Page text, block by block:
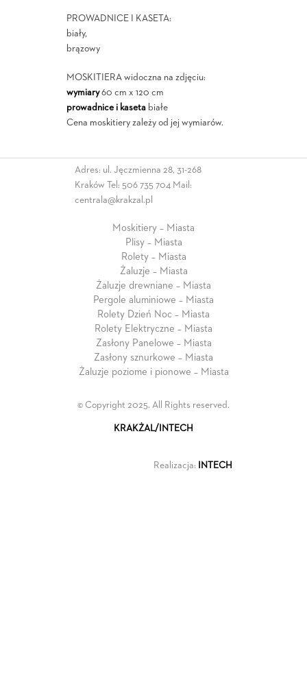
PROWADNICE I KASETA:
biały,
brązowy
MOSKITIERA widoczna na zdjęciu:
wymiary60 cm x 120 cm
prowadnice i kasetabiałe
Cena moskitiery zależy od jej wymiarów.
Adres: ul. Jęczmienna 28, 31-268
Kraków Tel: 506 735 704 Mail:
centrala@krakzal.pl
Moskitiery – Miasta
Plisy – Miasta
Rolety – Miasta
Żaluzje – Miasta
Żaluzje drewniane – Miasta
Pergole aluminiowe – Miasta
Rolety Dzień Noc – Miasta
Rolety Elektryczne – Miasta
Zasłony Panelowe – Miasta
Zasłony sznurkowe – Miasta
Żaluzje poziome i pionowe – Miasta
© Copyright 2025. All Rights reserved.
KRAKŻAL/INTECH
Realizacja: INTECH